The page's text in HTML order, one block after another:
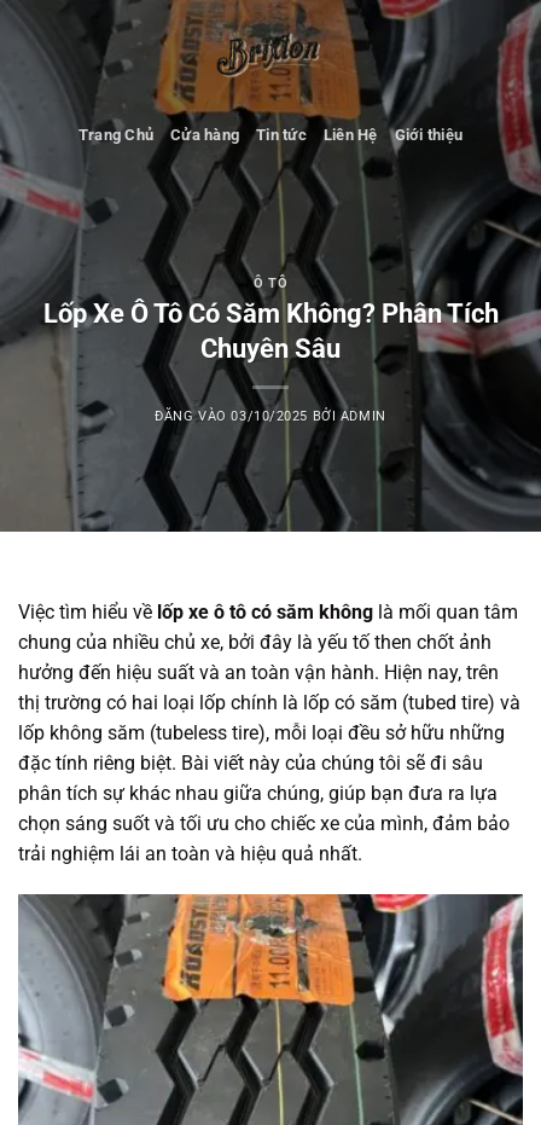
Bỏ
Trang Chủ Cửa hàng Tin tức Liên Hệ Giới thiệu
Ô TÔ
Lốp Xe Ô Tô Có Săm Không? Phân Tích
Chuyên Sâu
ĐĂNG VÀO03/10/2025 BỞI ADMIN
Việc tìm hiểu về lốp xe ô tô có săm không là mối quan tâm
chung của nhiều chủ xe, bởi đây là yếu tố then chốt ảnh
hưởng đến hiệu suất và an toàn vận hành. Hiện nay, trên
thị trường có hai loại lốp chính là lốp có săm (tubed tire) và
lốp không săm (tubeless tire), mỗi loại đều sở hữu những
đặc tính riêng biệt. Bài viết này của chúng tôi sẽ đi sâu
phân tích sự khác nhau giữa chúng, giúp bạn đưa ra lựa
chọn sáng suốt và tối ưu cho chiếc xe của mình, đảm bảo
trải nghiệm lái an toàn và hiệu quả nhất.